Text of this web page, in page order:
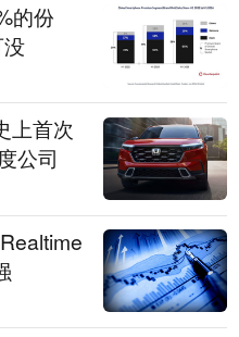
的份
上首次
公司